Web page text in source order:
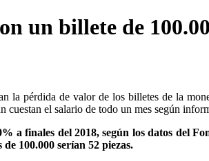
un billete de
la pérdida de valor de los billetes de la
cuestan el salario de todo un mes según
a finales del 2018, según los datos del
100.000 serían 52 piezas.